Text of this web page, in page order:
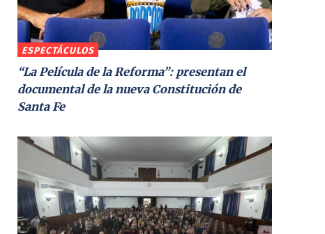
ESPECTÁCULOS
“La Película de la Reforma”: presentan el
documental de la nueva Constitución de
Santa Fe